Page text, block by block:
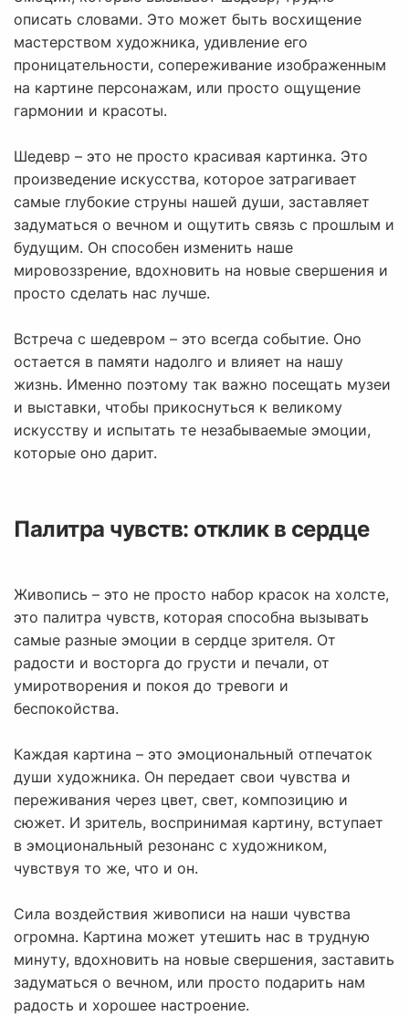
описать словами. Это может быть восхищение
мастерством художника, удивление его
проницательности, сопереживание изображенным
на картине персонажам, или просто ощущение
гармонии и красоты.
Шедевр – это не просто красивая картинка. Это
произведение искусства, которое затрагивает
самые глубокие струны нашей души, заставляет
задуматься о вечном и ощутить связь с прошлым и
будущим. Он способен изменить наше
мировоззрение, вдохновить на новые свершения и
просто сделать нас лучше.
Встреча с шедевром – это всегда событие. Оно
остается в памяти надолго и влияет на нашу
жизнь. Именно поэтому так важно посещать музеи
и выставки, чтобы прикоснуться к великому
искусству и испытать те незабываемые эмоции,
которые оно дарит.
Палитра чувств: отклик в сердце
Живопись – это не просто набор красок на холсте,
это палитра чувств, которая способна вызывать
самые разные эмоции в сердце зрителя. От
радости и восторга до грусти и печали, от
умиротворения и покоя до тревоги и
беспокойства.
Каждая картина – это эмоциональный отпечаток
души художника. Он передает свои чувства и
переживания через цвет, свет, композицию и
сюжет. И зритель, воспринимая картину, вступает
в эмоциональный резонанс с художником,
чувствуя то же, что и он.
Сила воздействия живописи на наши чувства
огромна. Картина может утешить нас в трудную
минуту, вдохновить на новые свершения, заставить
задуматься о вечном, или просто подарить нам
радость и хорошее настроение.